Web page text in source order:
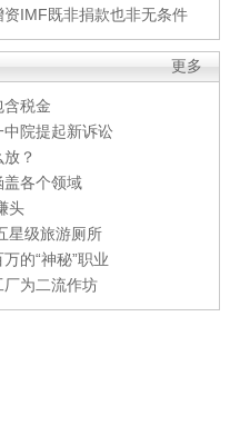
IMF既非捐款也非无条件
更多
含税金
院提起新诉讼
？
盖各个领域
头
星级旅游厕所
的“神秘”职业
为二流作坊